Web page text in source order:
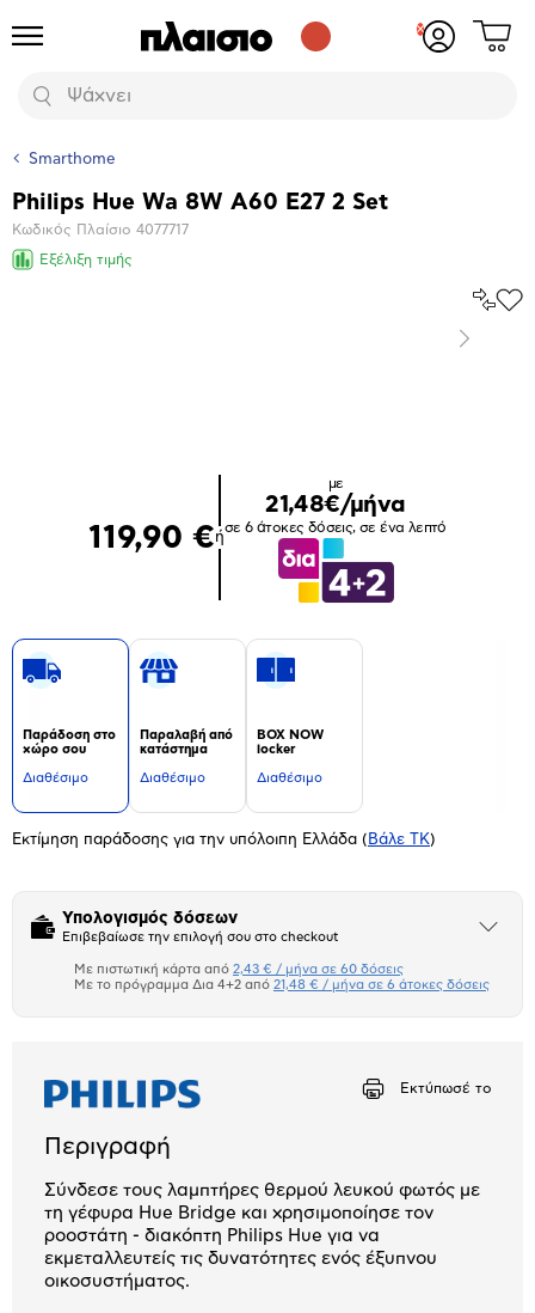
Προϊόντα
Αναζήτηση
Δες
Smarthome
Βασικά
χαρακτηριστικά
Philips Hue Wa 8W A60 E27 2 Set
Κωδικός Πλαίσιο 4077717
Εξέλιξη τιμής
Επόμενο
119,90 €ή
με
21,48€/μήνα
σε 6 άτοκες δόσεις, σε ένα λεπτό
Παράδοση στο
χώρο σου
Διαθέσιμο
Παραλαβή από
κατάστημα
Διαθέσιμο
BOX NOW
locker
Διαθέσιμο
Εκτίμηση παράδοσης για την υπόλοιπη Ελλάδα ( Βάλε ΤΚ)
Υπολογισμός δόσεων
Επιβεβαίωσε την επιλογή σου στο checkout
Άνοιξε
Πιστωτική κάρτα
Αριθμός δόσεων
Με πιστωτική κάρτα από 2,43 € / μήνα σε 60 δόσεις
Με το πρόγραμμα Δια 4+2 από 21,48 € / μήνα σε 6 άτοκες δόσεις
Εκτύπωσέ το
Περιγραφή
Σύνδεσε τους λαμπτήρες θερμού λευκού φωτός με
τη γέφυρα Hue Bridge και χρησιμοποίησε τον
ροοστάτη - διακόπτη Philips Hue για να
εκμεταλλευτείς τις δυνατότητες ενός έξυπνου
οικοσυστήματος.